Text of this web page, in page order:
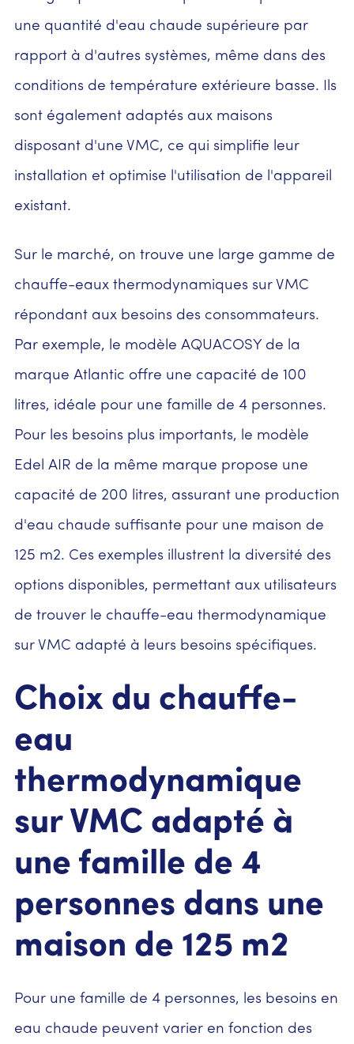
une quantité d'eau chaude supérieure par
rapport à d'autres systèmes, même dans des
conditions de température extérieure basse. Ils
sont également adaptés aux maisons
disposant d'une VMC, ce qui simplifie leur
installation et optimise l'utilisation de l'appareil
existant.
Sur le marché, on trouve une large gamme de
chauffe-eaux thermodynamiques sur VMC
répondant aux besoins des consommateurs.
Par exemple, le modèle AQUACOSY de la
marque Atlantic offre une capacité de 100
litres, idéale pour une famille de 4 personnes.
Pour les besoins plus importants, le modèle
Edel AIR de la même marque propose une
capacité de 200 litres, assurant une production
d'eau chaude suffisante pour une maison de
125 m2. Ces exemples illustrent la diversité des
options disponibles, permettant aux utilisateurs
de trouver le chauffe-eau thermodynamique
sur VMC adapté à leurs besoins spécifiques.
Choix du chauffe-
eau
thermodynamique
sur VMC adapté à
une famille de 4
personnes dans une
maison de 125 m2
Pour une famille de 4 personnes, les besoins en
eau chaude peuvent varier en fonction des